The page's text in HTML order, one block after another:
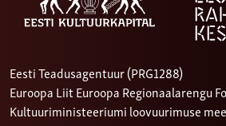
Eesti Teadusagentuur (PRG1288)
Euroopa Liit Euroopa Regionaalarengu
Kultuuriministeeriumi loovuurimuse